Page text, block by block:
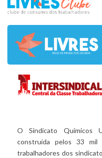
O Sindicato Químicos
construída pelos 33 mil
trabalhadores dos